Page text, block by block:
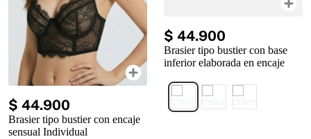
$ 44.900
Brasier tipo bustier con encaje
sensual Individual
$ 44.900
Brasier tipo bustier con base
inferior elaborada en encaje